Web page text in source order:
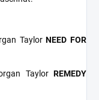
TaylorNEED FOR
Taylor REMEDY